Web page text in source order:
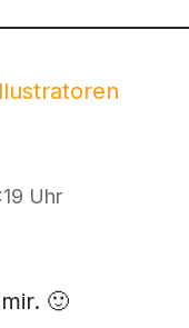
Uhr
🙂